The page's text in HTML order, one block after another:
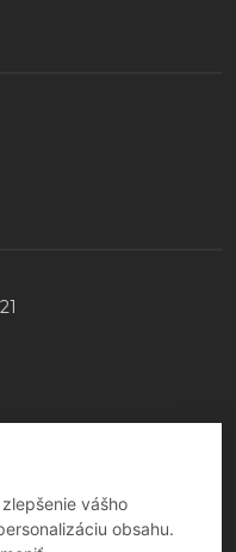
vášho
obsahu.